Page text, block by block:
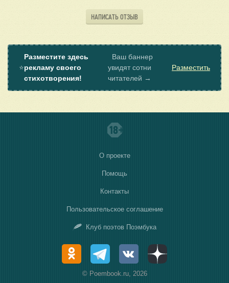
НАПИСАТЬ ОТЗЫВ
⭐
Разместите здесь
рекламу своего
стихотворения!
Ваш баннер
увидят сотни
читателей →
Разместить
О проекте
Помощь
Контакты
Пользовательское соглашение
Клуб поэтов Поэмбука
© Poembook.ru, 2026